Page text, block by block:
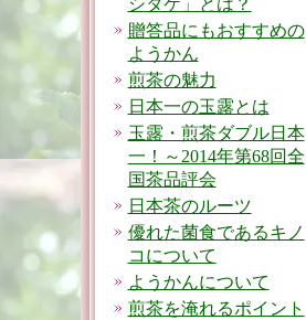
シタケ」とは？
贈答品にもおすすめの
ようかん
煎茶の魅力
日本一の玉露とは
玉露・煎茶ダブル日本
一！～2014年第68回全
国茶品評会
日本茶のルーツ
優れた菌食であるキノ
コについて
ようかんについて
煎茶を淹れるポイント